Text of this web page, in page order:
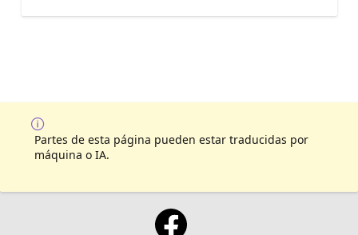
Partes de esta página pueden estar traducidas por
máquina o IA.